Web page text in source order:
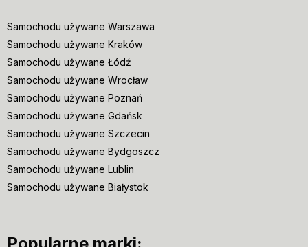
Samochodu używane Warszawa
Samochodu używane Kraków
Samochodu używane Łódź
Samochodu używane Wrocław
Samochodu używane Poznań
Samochodu używane Gdańsk
Samochodu używane Szczecin
Samochodu używane Bydgoszcz
Samochodu używane Lublin
Samochodu używane Białystok
Popularne marki: